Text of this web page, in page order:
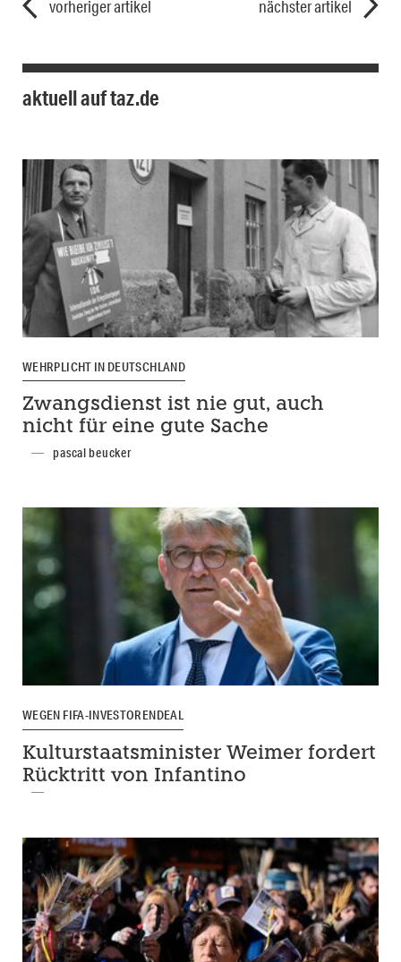
vorheriger artikel nächster artikel
aktuell auf taz.de
WEHRPLICHT IN DEUTSCHLAND
Zwangsdienst ist nie gut, auch
nicht für eine gute Sache
pascal beucker
WEGEN FIFA-INVESTORENDEAL
Kulturstaatsminister Weimer fordert
Rücktritt von Infantino